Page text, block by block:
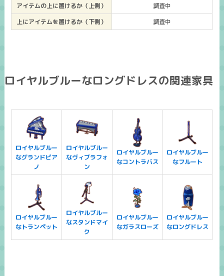
アイテムの上に置けるか（上側）
調査中
上にアイテムを置けるか（下側）
調査中
ロイヤルブルーなロングドレスの関連家具
ロイヤルブルー
なグランドピア
ノ
ロイヤルブルー
なヴィブラフォ
ン
ロイヤルブルー
なコントラバス
ロイヤルブルー
なフルート
ロイヤルブルー
なトランペット
ロイヤルブルー
なスタンドマイ
ク
ロイヤルブルー
なガラスローズ
ロイヤルブルー
なロングドレス